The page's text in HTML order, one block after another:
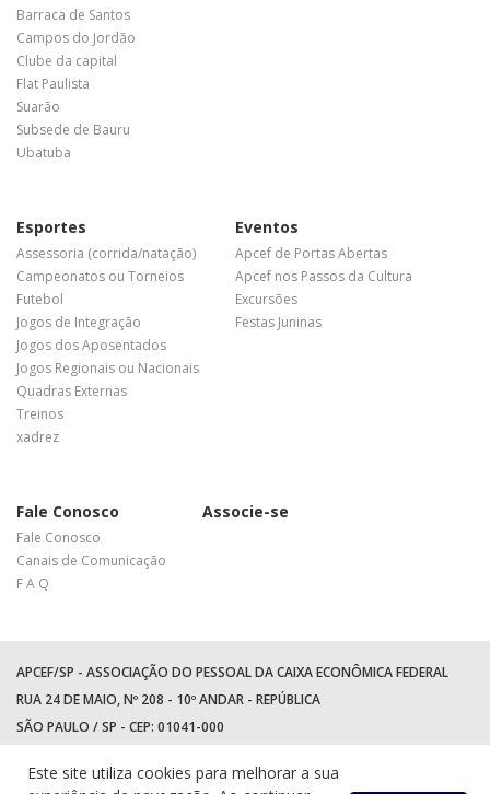
Barraca de Santos
Campos do Jordão
Clube da capital
Flat Paulista
Suarão
Subsede de Bauru
Ubatuba
Esportes
Assessoria (corrida/natação)
Campeonatos ou Torneios
Futebol
Jogos de Integração
Jogos dos Aposentados
Jogos Regionais ou Nacionais
Quadras Externas
Treinos
xadrez
Eventos
Apcef de Portas Abertas
Apcef nos Passos da Cultura
Excursões
Festas Juninas
Fale Conosco
Fale Conosco
Canais de Comunicação
F A Q
Associe-se
APCEF/SP - ASSOCIAÇÃO DO PESSOAL DA CAIXA ECONÔMICA FEDERAL
RUA 24 DE MAIO, Nº 208 - 10º ANDAR - REPÚBLICA
SÃO PAULO / SP - CEP: 01041-000
WhatsApp: (11) 94597-5758
Este site utiliza cookies para melhorar a sua